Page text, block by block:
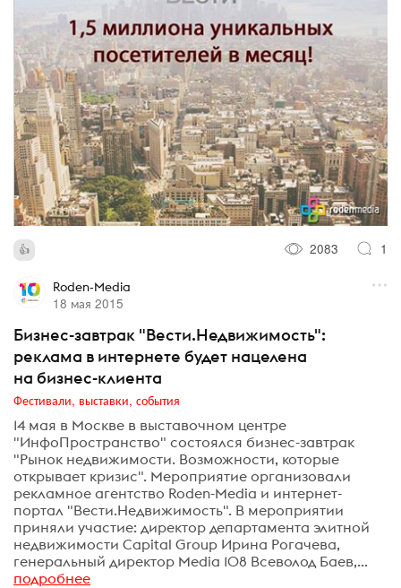
2083 1
Roden-Media
18 мая 2015
Бизнес-завтрак "Вести.Недвижимость":
реклама в интернете будет нацелена
на бизнес-клиента
Фестивали, выставки, события
14 мая в Москве в выставочном центре
"ИнфоПространство" состоялся бизнес-завтрак
"Рынок недвижимости. Возможности, которые
открывает кризис". Мероприятие организовали
рекламное агентство Roden-Media и интернет-
портал "Вести.Недвижимость". В мероприятии
приняли участие: директор департамента элитной
недвижимости Capital Group Ирина Рогачева,
генеральный директор Media 108 Всеволод Баев,...
подробнее